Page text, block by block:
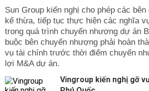
Sun Group kiến nghị cho phép các
kế thừa, tiếp tục thực hiện các nghĩa
trong quá trình chuyển nhượng dự án
buộc bên chuyển nhượng phải hoàn
vụ tài chính trước thời điểm chuyển
lợi M&A dự án.
Vingroup kiến nghị gỡ